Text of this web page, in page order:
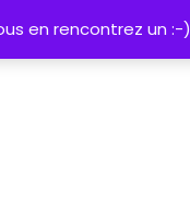
en rencontrez un :-